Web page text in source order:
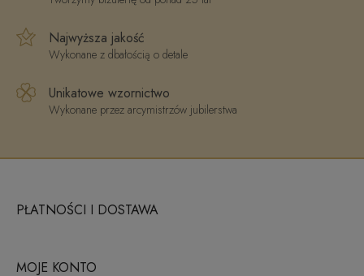
Najwyższa jakość
Wykonane z dbałością o detale
Unikatowe wzornictwo
Wykonane przez arcymistrzów jubilerstwa
PŁATNOŚCI I DOSTAWA
MOJE KONTO